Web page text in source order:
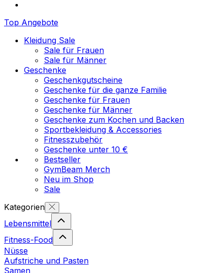
Top Angebote
Kleidung Sale
Sale für Frauen
Sale für Männer
Geschenke
Geschenkgutscheine
Geschenke für die ganze Familie
Geschenke für Frauen
Geschenke für Männer
Geschenke zum Kochen und Backen
Sportbekleidung & Accessories
Fitnesszubehör
Geschenke unter 10 €
Bestseller
GymBeam Merch
Neu im Shop
Sale
Kategorien
Lebensmittel
Fitness-Food
Nüsse
Aufstriche und Pasten
Samen